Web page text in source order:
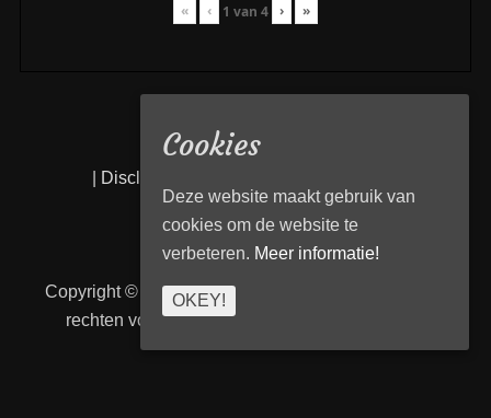
« ‹ 1 van 4 › »
Disclaimer
Copyright © 2026Transport Begeleiding Venlo
rechten voorbehouden. | TBVenlo door
Cookies
Deze website maakt gebruik van
cookies om de website te
verbeteren. Meer informatie!
OKEY!